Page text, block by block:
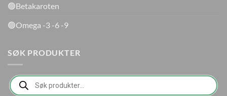
🟢Betakaroten
🟢Omega -3 -6 -9
SØK PRODUKTER
Products
search